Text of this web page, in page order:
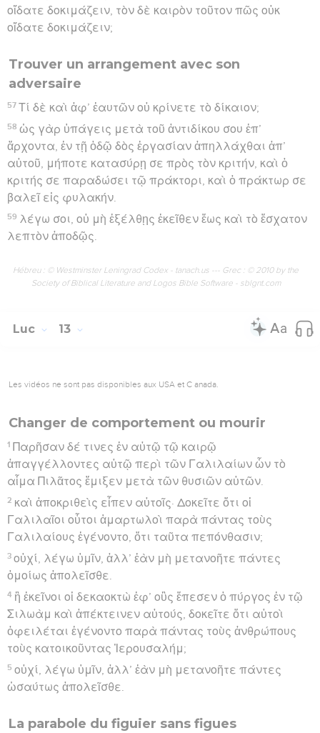
οἴδατε δοκιμάζειν, τὸν δὲ καιρὸν τοῦτον πῶς οὐκ
οἴδατε δοκιμάζειν;
Trouver un arrangement avec son
adversaire
57 Τί δὲ καὶ ἀφ’ ἑαυτῶν οὐ κρίνετε τὸ δίκαιον;
58 ὡς γὰρ ὑπάγεις μετὰ τοῦ ἀντιδίκου σου ἐπ’
ἄρχοντα, ἐν τῇ ὁδῷ δὸς ἐργασίαν ἀπηλλάχθαι ἀπ’
αὐτοῦ, μήποτε κατασύρῃ σε πρὸς τὸν κριτήν, καὶ ὁ
κριτής σε παραδώσει τῷ πράκτορι, καὶ ὁ πράκτωρ σε
βαλεῖ εἰς φυλακήν.
59 λέγω σοι, οὐ μὴ ἐξέλθῃς ἐκεῖθεν ἕως καὶ τὸ ἔσχατον
λεπτὸν ἀποδῷς.
Hébreu : © Westminster Leningrad Codex - tanach.us --- Grec : © 2010 by the
Society of Biblical Literature and Logos Bible Software - sblgnt.com
Luc 13
Les vidéos ne sont pas disponibles aux USA et C anada.
Changer de comportement ou mourir
1 Παρῆσαν δέ τινες ἐν αὐτῷ τῷ καιρῷ
ἀπαγγέλλοντες αὐτῷ περὶ τῶν Γαλιλαίων ὧν τὸ
αἷμα Πιλᾶτος ἔμιξεν μετὰ τῶν θυσιῶν αὐτῶν.
2 καὶ ἀποκριθεὶς εἶπεν αὐτοῖς· Δοκεῖτε ὅτι οἱ
Γαλιλαῖοι οὗτοι ἁμαρτωλοὶ παρὰ πάντας τοὺς
Γαλιλαίους ἐγένοντο, ὅτι ταῦτα πεπόνθασιν;
3 οὐχί, λέγω ὑμῖν, ἀλλ’ ἐὰν μὴ μετανοῆτε πάντες
ὁμοίως ἀπολεῖσθε.
4 ἢ ἐκεῖνοι οἱ δεκαοκτὼ ἐφ’ οὓς ἔπεσεν ὁ πύργος ἐν τῷ
Σιλωὰμ καὶ ἀπέκτεινεν αὐτούς, δοκεῖτε ὅτι αὐτοὶ
ὀφειλέται ἐγένοντο παρὰ πάντας τοὺς ἀνθρώπους
τοὺς κατοικοῦντας Ἰερουσαλήμ;
5 οὐχί, λέγω ὑμῖν, ἀλλ’ ἐὰν μὴ μετανοῆτε πάντες
ὡσαύτως ἀπολεῖσθε.
La parabole du figuier sans figues